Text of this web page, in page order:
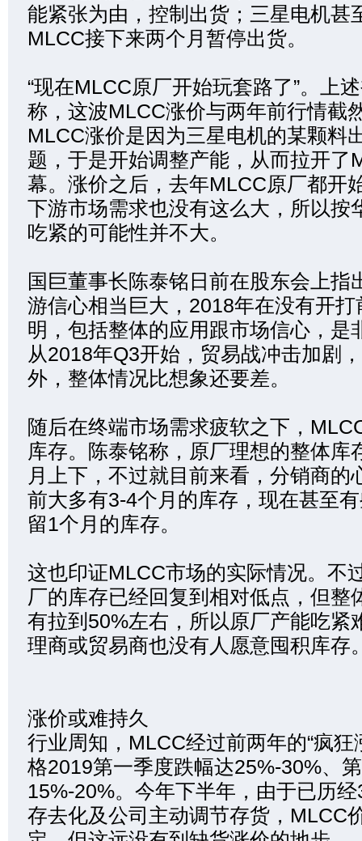
能紧张为由，控制出货；三星电机甚
MLCC接下来两个月暂停出货。
“现在MLCC原厂开始玩套路了”。上
称，这波MLCC涨价与两年前行情截
MLCC涨价是因为三星电机的某颗料
题，于是开始调整产能，从而拉开了
幕。涨价之后，去年MLCC原厂都开
下游市场需求也没有这么大，所以按
吃紧的可能性并不大。
国巨董事长陈泰铭日前在股东会上指
游信心相当巨大，2018年在没有开
明，包括整体的应用跟市场信心，是
从2018年Q3开始，贸易战冲击加剧
外，整体情况比想象还要差。
随后在终端市场需求疲软之下，
库存。陈泰铭称，原厂理想的整体库
月上下，不过就目前来看，分销商的
前大多有3-4个月的库存，现在甚至
留1个月的库存。
这也印证MLCC市场的实际情况。不
厂的库存已经回复到相对低点，但整
有拉到50%左右，所以原厂产能吃紧
理商或贸易商也没有人愿意囤积库存
涨价或难持久
行业周知，MLCC经过前两年的“疯狂
格2019第一季度跌幅达25%-30%、
15%-20%。今年下半年，由于已历
存去化及公司主动调节存货，MLCC